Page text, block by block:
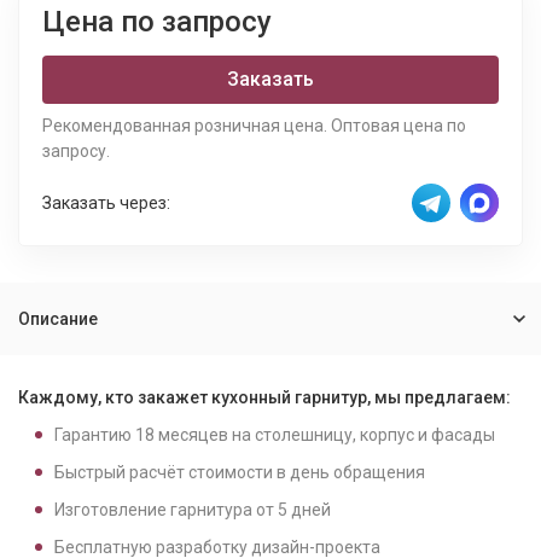
Цена по запросу
Заказать
Рекомендованная розничная цена. Оптовая цена по
запросу.
Заказать через:
Описание
Каждому, кто закажет кухонный гарнитур, мы предлагаем:
Гарантию 18 месяцев на столешницу, корпус и фасады
Быстрый расчёт стоимости в день обращения
Изготовление гарнитура от 5 дней
Бесплатную разработку дизайн-проекта